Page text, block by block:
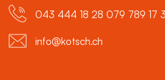
043 444 18 28 079 789 17
info@kotsch.ch